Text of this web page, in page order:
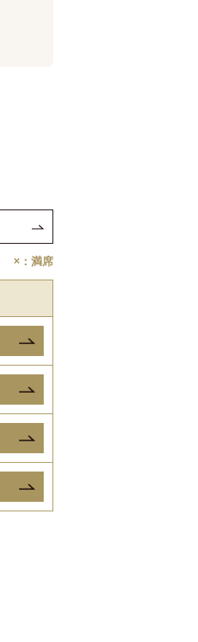
×：満席